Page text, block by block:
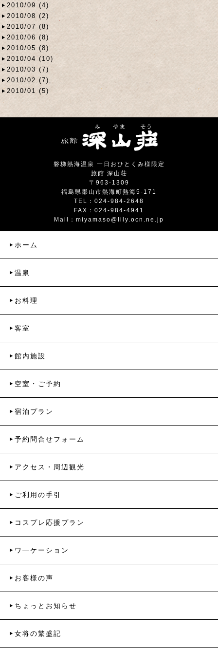
2010/09 (4)
2010/08 (2)
2010/07 (8)
2010/06 (8)
2010/05 (8)
2010/04 (10)
2010/03 (7)
2010/02 (7)
2010/01 (5)
磐梯熱海温泉 一日おひとくみ様限定
旅館 深山荘
〒963-1309
福島県郡山市熱海町熱海5-171
TEL：024-984-2648
FAX：024-984-4941
Mail： miyamaso@lily.ocn.ne.jp
ホーム
温泉
お料理
客室
館内施設
空室・ご予約
宿泊プラン
予約問合せフォーム
アクセス・周辺観光
ご利用の手引
コスプレ応援プラン
ワ―ケーション
お客様の声
ちょっとお知らせ
女将の繁盛記